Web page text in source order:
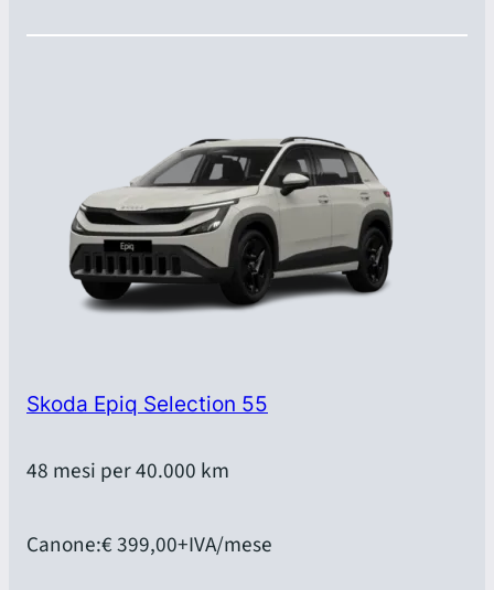
Skoda Epiq Selection 55
48 mesi per 40.000 km
Canone:€ 399,00+IVA/mese